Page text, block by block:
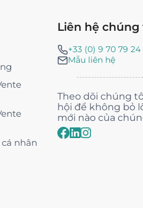
nhân
Liên hệ chúng
+33 (0) 9 70 79 24
Mẫu liên hệ
Theo dõi chúng
hội để không bỏ
mới nào của